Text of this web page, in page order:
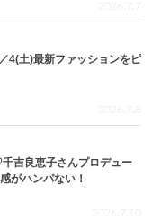
2026.7.7
4(土)最新ファッションをピ
2026.7.8
吉良恵子さんプロデュー
がハンパない！
2026.7.10